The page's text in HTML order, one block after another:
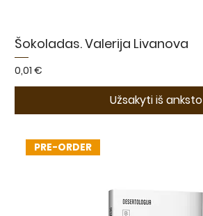
Šokoladas. Valerija Livanova
Kaina
0,01 €
Užsakyti iš anksto
PRE-ORDER